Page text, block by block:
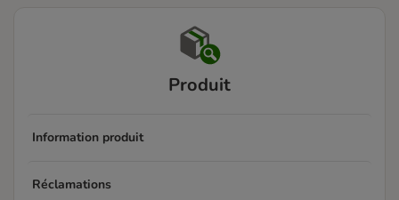
Produit
Information produit
Réclamations